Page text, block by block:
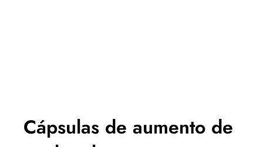
Cápsulas de aumento de